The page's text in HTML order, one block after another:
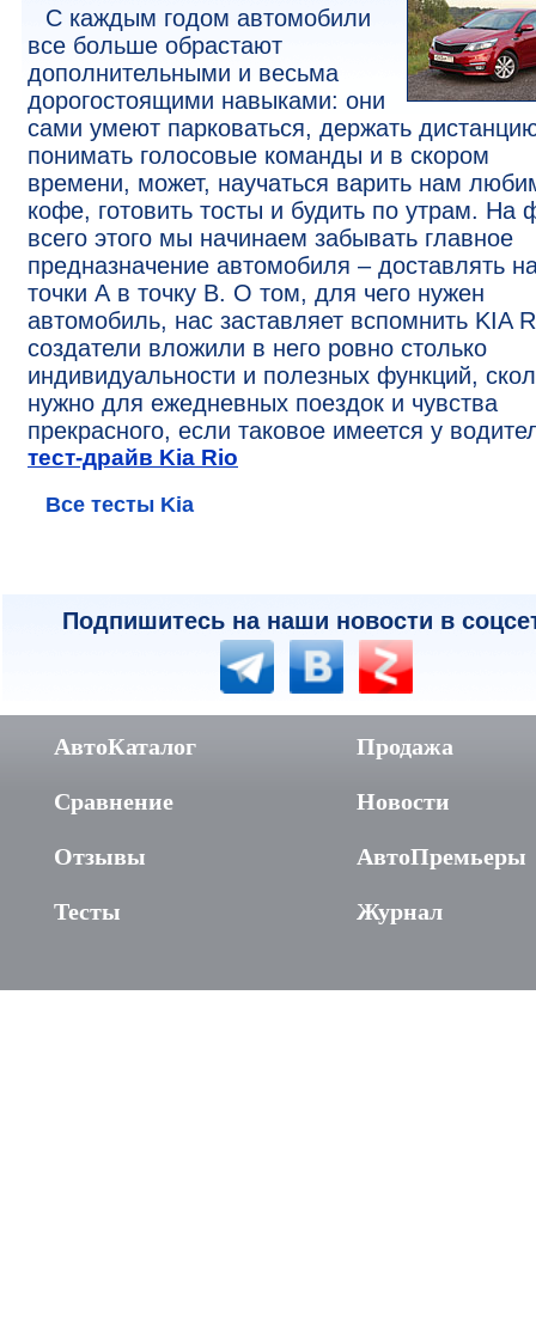
С каждым годом автомобили
все больше обрастают
дополнительными и весьма
дорогостоящими навыками: они
сами умеют парковаться, держать
понимать голосовые команды и в скором
времени, может, научаться варить нам
кофе, готовить тосты и будить по утрам. На
всего этого мы начинаем забывать главное
предназначение автомобиля – доставлять
точки А в точку B. О том, для чего нужен
автомобиль, нас заставляет вспомнить KIA
создатели вложили в него ровно столько
индивидуальности и полезных функций,
нужно для ежедневных поездок и чувства
прекрасного, если таковое имеется у
тест-драйв Kia Rio
Все тесты Kia
Подпишитесь на наши новости в
АвтоКаталог
Сравнение
Отзывы
Тесты
Продажа
Новости
АвтоПремьеры
Журнал